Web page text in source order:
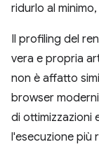
ridurlo al
Il profiling del
vera e propria
non è affatto
browser
di ottimizzazioni
l'esecuzione più